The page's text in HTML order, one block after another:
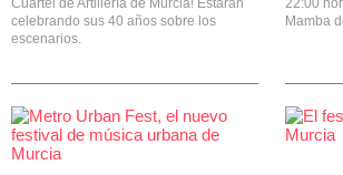
Cuartel de Artillería de Murcia! Estarán
celebrando sus 40 años sobre los
escenarios.
22:00
Mamba